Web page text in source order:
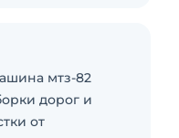
мтз-82
дорог и
от